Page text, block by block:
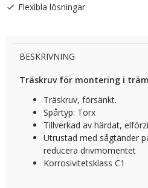
Flexibla lösningar
BESKRIVNING
Träskruv för montering i
Träskruv, försänkt.
Spårtyp: Torx
Tillverkad av härdat,
Utrustad med sågtänder
reducera drivmomentet
Korrosivitetsklass C1